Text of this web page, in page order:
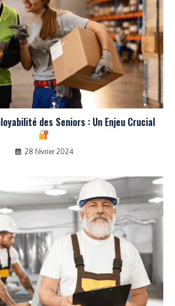
des Seniors : Un Enjeu Crucial
28 février 2024